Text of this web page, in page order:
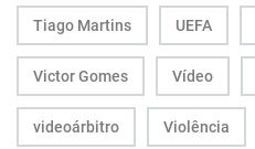
Tiago Martins UEFA
Victor Gomes Vídeo
videoárbitro Violência